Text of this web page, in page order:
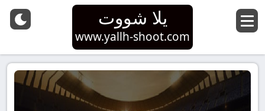
يلا شووت
www.yallh-shoot.com